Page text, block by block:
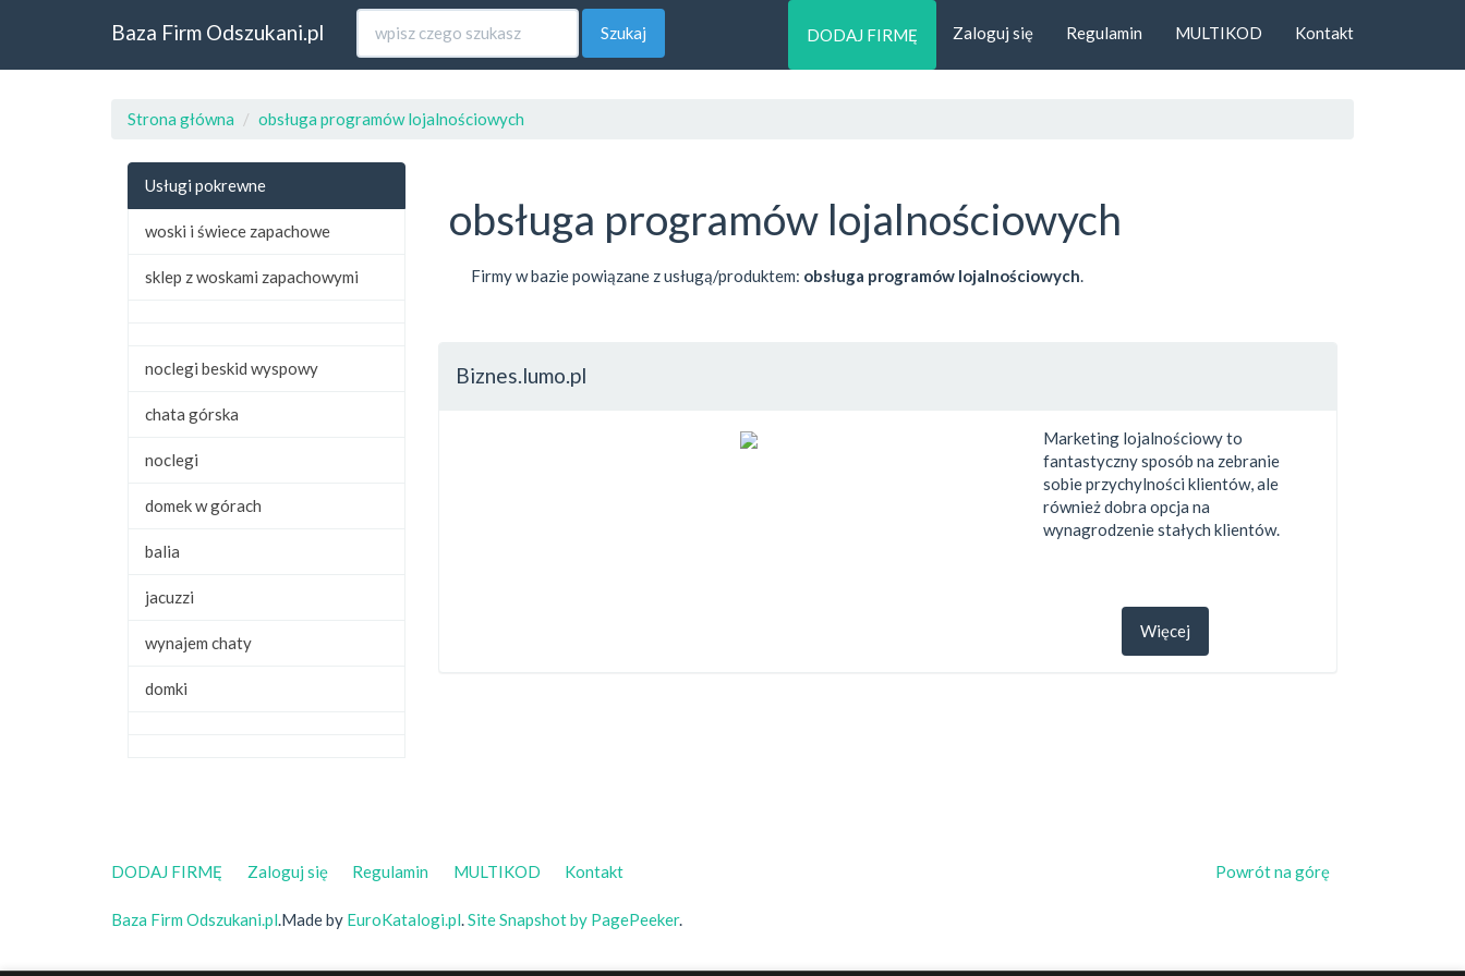
Baza Firm Odszukani.pl Szukaj DODAJ FIRMĘ Zaloguj się Regulamin MULTIKOD Kontakt
Strona główna obsługa programów lojalnościowych
Usługi pokrewne
woski i świece zapachowe
sklep z woskami zapachowymi
noclegi beskid wyspowy
chata górska
noclegi
domek w górach
balia
jacuzzi
wynajem chaty
domki
obsługa programów lojalnościowych
Firmy w bazie powiązane z usługą/produktem: obsługa programów lojalnościowych
Biznes.lumo.pl
Marketing lojalnościowy to
fantastyczny sposób na zebranie
sobie przychylności klientów, ale
również dobra opcja na
wynagrodzenie stałych klientów.
Więcej
Powrót na górę
DODAJ FIRMĘ Zaloguj się Regulamin MULTIKOD Kontakt
Baza Firm Odszukani.pl .Made by EuroKatalogi.pl Site Snapshot by PagePeeker.